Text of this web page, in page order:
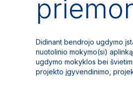
Didinant bendrojo ugdymo
nuotolinio mokymo(si)
ugdymo mokyklos bei
projekto įgyvendinimo,